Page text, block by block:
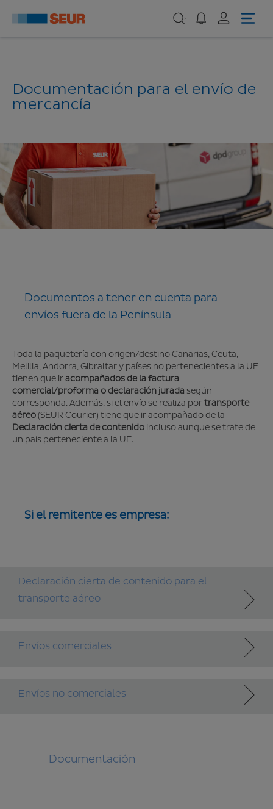
Documentación para el envío de
mercancía
Documentos a tener en cuenta para
envíos fuera de la Península
Toda la paquetería con origen/destino Canarias, Ceuta,
Melilla, Andorra, Gibraltar y países no pertenecientes a la UE
tienen que iracompañados de la factura
comercial/proforma o declaración jurada según
corresponda. Además, si el envío se realiza portransporte
aéreo(SEUR Courier) tiene que ir acompañado de la
Declaración cierta de contenido incluso aunque se trate de
un país perteneciente a la UE.
Si el remitente es empresa:
Declaración cierta de contenido para el
transporte aéreo
Envíos comerciales
Envíos no comerciales
Documentación